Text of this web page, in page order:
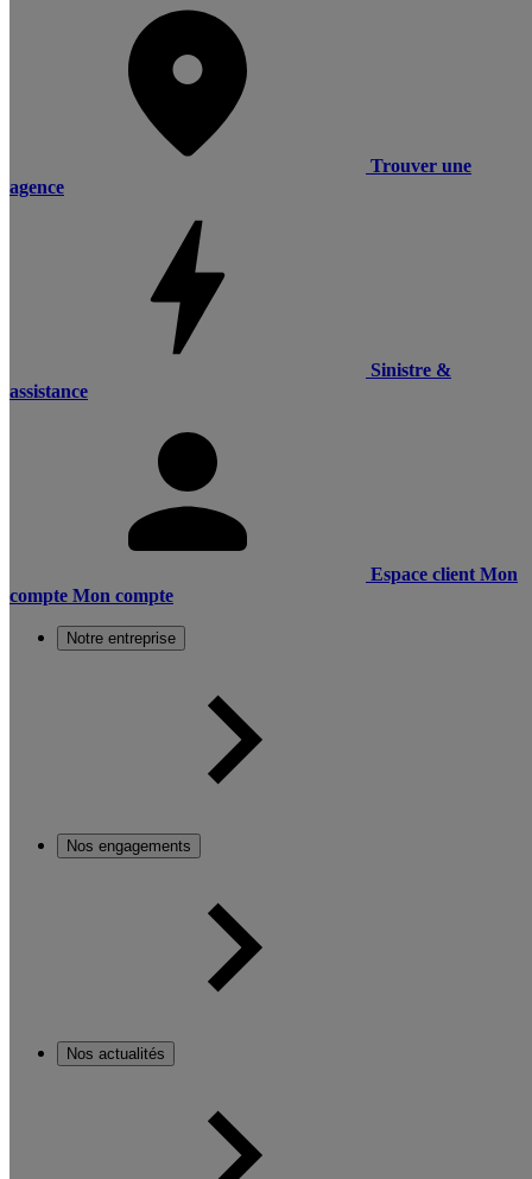
Trouver une
agence
Sinistre &
assistance
Espace client Mon
compte Mon compte
Notre entreprise
Nos engagements
Nos actualités